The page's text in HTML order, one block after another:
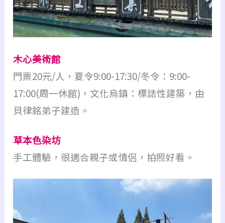
木心美術館
門票20元/人，夏令9:00-17:30/冬令：9:00-
17:00(周一休館)，文化烏鎮：標誌性建築，由
貝律銘弟子建造。
草本色染坊
手工體驗，很適合親子或情侶，拍照好看。